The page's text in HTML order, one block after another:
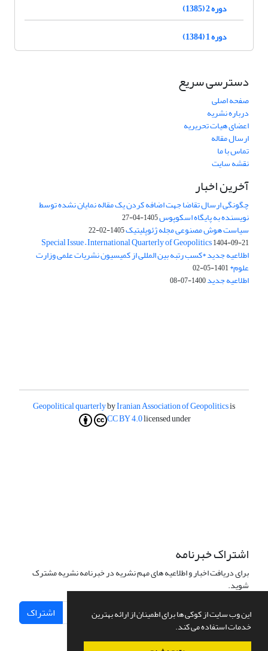
این وب سایت از کوکی ها برای اطمینان از ارائه بهترین
خدمات استفاده می کند.
دوره 2 (1385)
دوره 1 (1384)
دسترسی سریع
صفحه اصلی
درباره نشریه
اعضای هیات تحریریه
ارسال مقاله
تماس با ما
نقشه سایت
آخرین اخبار
چگونگی ارسال تقاضا جهت اضافه کردن یک مقاله نمایان نشده توسط
نویسنده به پایگاه اسکوپوس1405-04-27
سیاست هوش مصنوعی مجله ژئوپلیتیک1405-02-22
Special Issue – International Quarterly of Geopolitics1404-09-21
اطلاعیه جدید *کسب رتبه بین المللی از کمیسیون نشریات علمی وزارت
علوم*1401-05-02
اطلاعیه جدید1400-07-08
Geopolitical quarterlybyIranian Association of Geopoliticsis
licensed under
CC BY 4.0
اشتراک خبرنامه
برای دریافت اخبار و اطلاعیه های مهم نشریه در خبرنامه نشریه مشترک
شوید.
اشتراک